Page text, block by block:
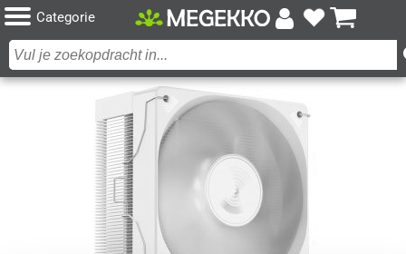
Categorie